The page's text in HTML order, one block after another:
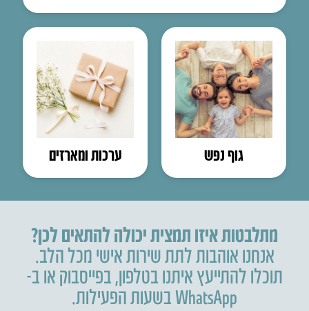
גוף נפש ערכות ומארזים
מתלבטות איזו תמצית יכולה להתאים לכן?
אנחנו אוהבות לתת שירות אישי מכל הלב.
תוכלו להתייעץ איתנו בטלפון,בפייסבוק או ב-
WhatsApp בשעות הפעילות.